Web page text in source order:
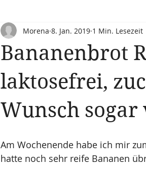
Bananenbrot
laktosefrei,
Wunsch sogar
Morena 8. Jan. 2019 1 Min. Lesezeit
Am Wochenende habe ich mir
hatte noch sehr reife Bananen